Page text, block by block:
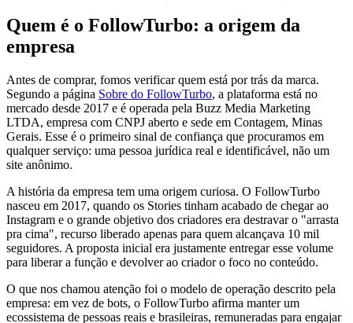
Quem é o FollowTurbo: a origem da
empresa
Antes de comprar, fomos verificar quem está por trás da marca.
Segundo a página Sobre do FollowTurbo, a plataforma está no
mercado desde 2017 e é operada pela Buzz Media Marketing
LTDA, empresa com CNPJ aberto e sede em Contagem, Minas
Gerais. Esse é o primeiro sinal de confiança que procuramos em
qualquer serviço: uma pessoa jurídica real e identificável, não um
site anônimo.
A história da empresa tem uma origem curiosa. O FollowTurbo
nasceu em 2017, quando os Stories tinham acabado de chegar ao
Instagram e o grande objetivo dos criadores era destravar o "arrasta
pra cima", recurso liberado apenas para quem alcançava 10 mil
seguidores. A proposta inicial era justamente entregar esse volume
para liberar a função e devolver ao criador o foco no conteúdo.
O que nos chamou atenção foi o modelo de operação descrito pela
empresa: em vez de bots, o FollowTurbo afirma manter um
ecossistema de pessoas reais e brasileiras, remuneradas para engajar